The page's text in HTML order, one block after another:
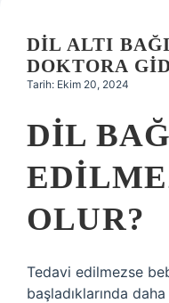
Hakkımızda
DIL ALTI
DOKTORA
Tarih: Ekim 20, 2024
DIL
OLUR?
Tedavi edilmezse
başladıklarında